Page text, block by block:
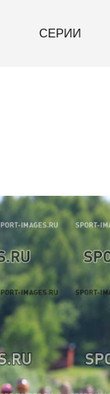
СЕРИИ